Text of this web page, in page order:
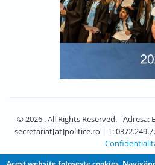
© 2026 . All Rights Reserved. |Adresa:
secretariat[at]politice.ro | T: